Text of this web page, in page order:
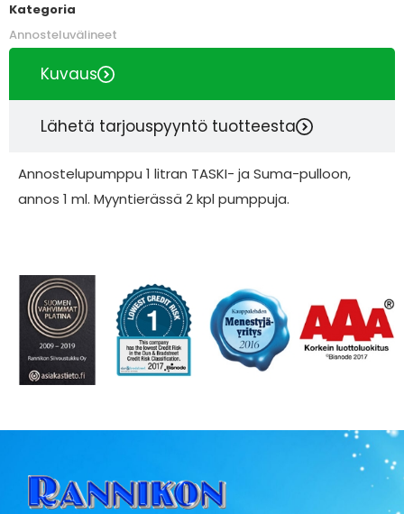
Kategoria
Annosteluvälineet
Kuvaus
Lähetä tarjouspyyntö tuotteesta
Annostelupumppu 1 litran TASKI- ja Suma-pulloon,
annos 1 ml. Myyntierässä 2 kpl pumppuja.